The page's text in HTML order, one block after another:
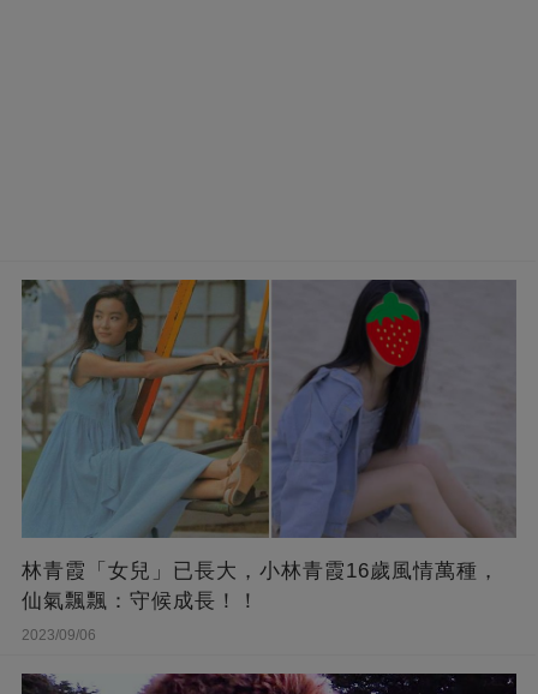
林青霞「女兒」已長大，小林青霞16歲風情萬種，
仙氣飄飄：守候成長！！
2023/09/06